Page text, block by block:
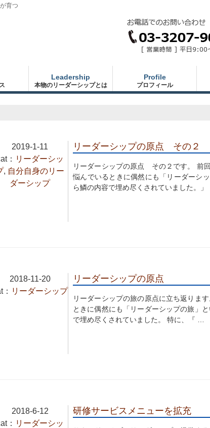
育つ
Leadership
本物のリーダーシップとは
Profile
プロフィール
2019-1-11
： リーダーシッ
, 自分自身のリー
ダーシップ
リーダーシップの原点 その２
リーダーシップの原点 その２です。 前
悩んでいるときに偶然にも「リーダーシ
ら鱗の内容で埋め尽くされていました。」
2018-11-20
リーダーシップ
リーダーシップの原点
リーダーシップの旅の原点に立ち返りま
ときに偶然にも「リーダーシップの旅」
で埋め尽くされていました。 特に、『 …
2018-6-12
： リーダーシッ
研修サービスメニューを拡充